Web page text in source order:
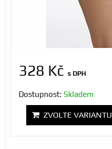
328 Kč s DPH
Dostupnost: Skladem
ZVOLTE VARIANTU